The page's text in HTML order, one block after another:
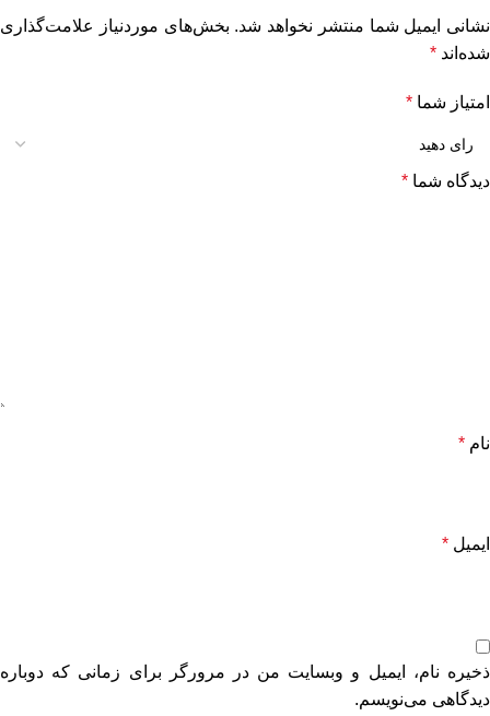
نشانی ایمیل شما منتشر نخواهد شد. بخش‌های موردنیاز علامت‌گذاری
شده‌اند *
امتیاز شما *
دیدگاه شما *
نام *
ایمیل *
ذخیره نام، ایمیل و وبسایت من در مرورگر برای زمانی که دوباره
دیدگاهی می‌نویسم.